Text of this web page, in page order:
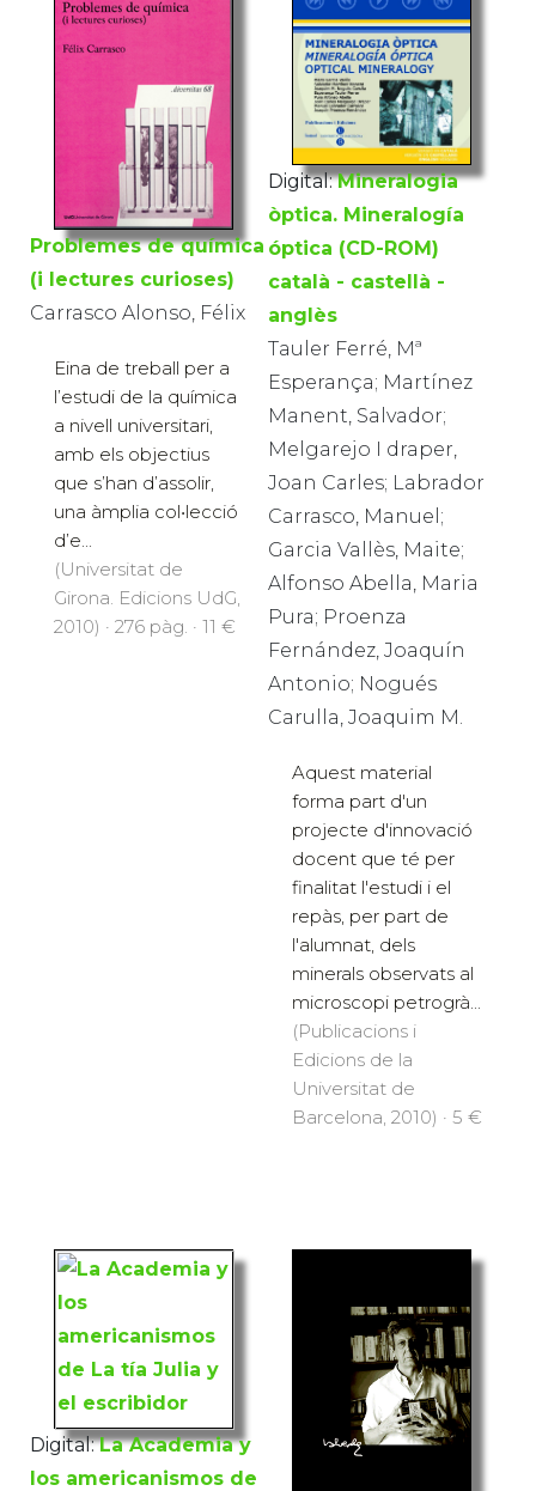
Problemes de química
(i lectures curioses)
Carrasco Alonso, Félix
Eina de treball per a
l’estudi de la química
a nivell universitari,
amb els objectius
que s’han d’assolir,
una àmplia col•lecció
d’e...
(Universitat de
Girona. Edicions UdG,
2010) · 276 pàg. · 11 €
Digital: Mineralogia
òptica. Mineralogía
óptica (CD-ROM)
català - castellà -
anglès
Tauler Ferré, Mª
Esperança; Martínez
Manent, Salvador;
Melgarejo I draper,
Joan Carles; Labrador
Carrasco, Manuel;
Garcia Vallès, Maite;
Alfonso Abella, Maria
Pura; Proenza
Fernández, Joaquín
Antonio; Nogués
Carulla, Joaquim M.
Aquest material
forma part d'un
projecte d'innovació
docent que té per
finalitat l'estudi i el
repàs, per part de
l'alumnat, dels
minerals observats al
microscopi petrogrà...
(Publicacions i
Edicions de la
Universitat de
Barcelona, 2010) · 5 €
Digital: La Academia y
los americanismos de